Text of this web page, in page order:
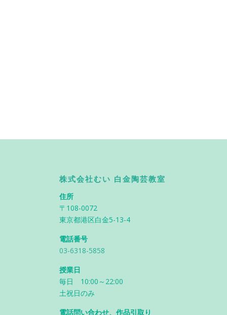
株式会社むい 白金陶芸教室
住所
〒108-0072
東京都港区白金5-13-4
電話番号
03-6318-5858
授業日
毎日 10:00～22:00
土祝日のみ
電話問い合わせ、作品引取り